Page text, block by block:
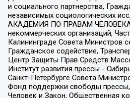
и социального партнерства,
независимых социологических
АКАДЕМИЯ ПО ПРАВАМ ЧЕЛОВЕКА,
некоммерческих организаций,
Калининграде Совета Министров
Гражданское содействие,
Центр Защиты Прав Средств
Институт развития прессы -
Санкт-Петербурге Совета
Фонд поддержки свободы прессы,
Человек и Закон, Общественная